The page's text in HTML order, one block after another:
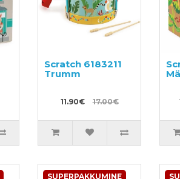
Scratch 6183211
Trumm
11.90€ 17.00€
SUPERPAKKUMINE